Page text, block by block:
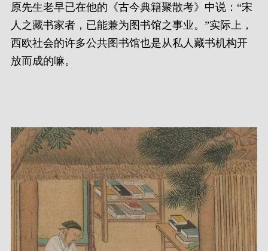
原先生老早已在他的《古今典籍聚散考》中说：“宋
人之藏书家者，已能兼为图书馆之事业。”实际上，
西欧社会的许多公共图书馆也是从私人藏书机构开
放而成的嘛。